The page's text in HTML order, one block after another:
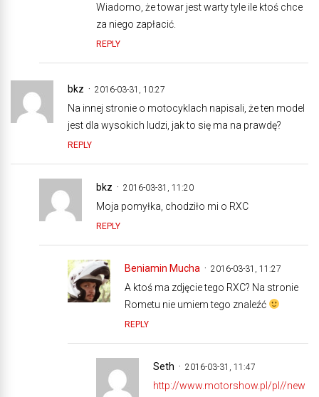
Wiadomo, że towar jest warty tyle ile ktoś chce
za niego zapłacić.
REPLY
bkz 2016-03-31, 10:27
Na innej stronie o motocyklach napisali, że ten model
jest dla wysokich ludzi, jak to się ma na prawdę?
REPLY
bkz 2016-03-31, 11:20
Moja pomyłka, chodziło mi o RXC
REPLY
Beniamin Mucha 2016-03-31, 11:27
A ktoś ma zdjęcie tego RXC? Na stronie
Rometu nie umiem tego znaleźć
REPLY
Seth 2016-03-31, 11:47
http://www.motorshow.pl/pl//new